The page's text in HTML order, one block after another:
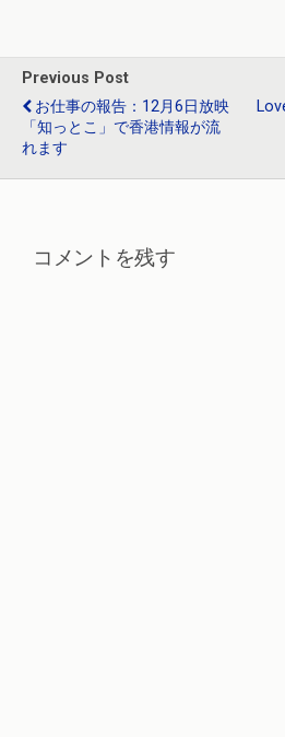
o
o
k
a
Previous Post
お仕事の報告：12月6日放映
「知っとこ」で香港情報が流
れます
コメントを残す